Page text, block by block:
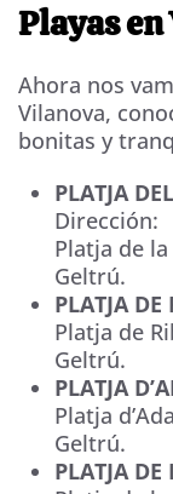
Playas
Ahora nos
Vilanova,
bonitas y
PLATJA
Dirección:
Platja de
Geltrú.
PLATJA DE
Platja de
Geltrú.
PLATJA
Platja
Geltrú.
PLATJA DE